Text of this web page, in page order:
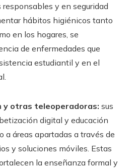
y en seguridad
hábitos higiénicos tanto
en los hogares, se
de enfermedades que
estudiantil y en el
y otras teleoperadoras: sus
digital y educación
a áreas apartadas a través de
y soluciones móviles. Estas
la enseñanza formal y